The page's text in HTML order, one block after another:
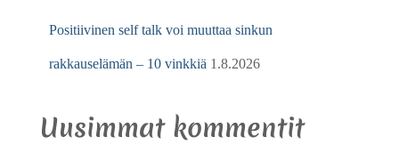
Positiivinen self talk voi muuttaa sinkun
rakkauselämän – 10 vinkkiä 1.8.2026
Uusimmat kommentit